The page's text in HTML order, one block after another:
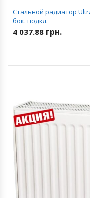
Стальной радиатор
бок. подкл.
4 037.88 грн.